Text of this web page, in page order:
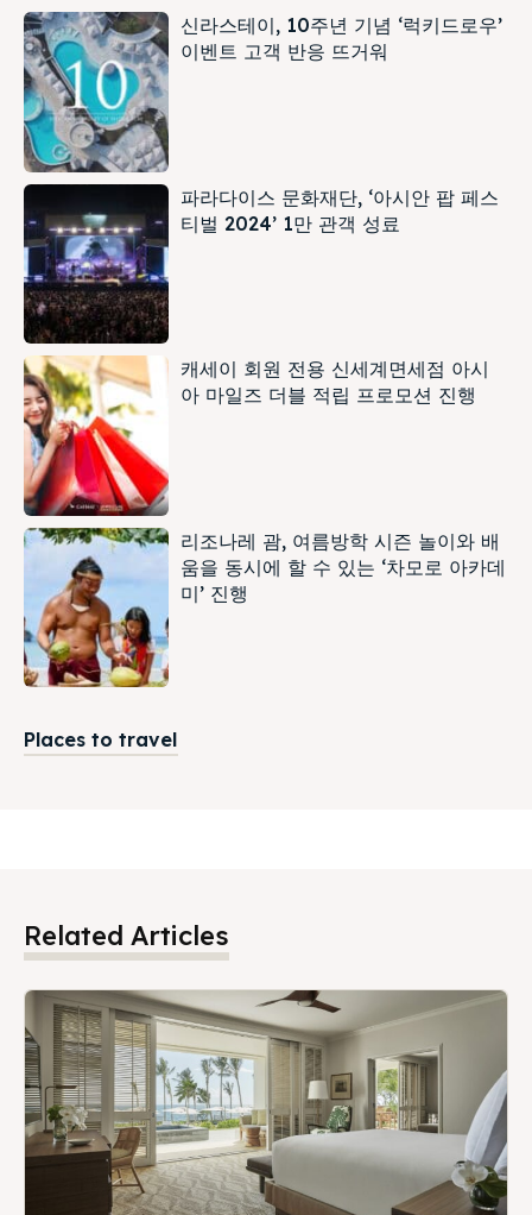
신라스테이, 10주년 기념 ‘럭키드로우’
이벤트 고객 반응 뜨거워
파라다이스 문화재단, ‘아시안 팝 페스
티벌 2024’ 1만 관객 성료
캐세이 회원 전용 신세계면세점 아시
아 마일즈 더블 적립 프로모션 진행
리조나레 괌, 여름방학 시즌 놀이와 배
움을 동시에 할 수 있는 ‘차모로 아카데
미’ 진행
Places to travel
Related Articles